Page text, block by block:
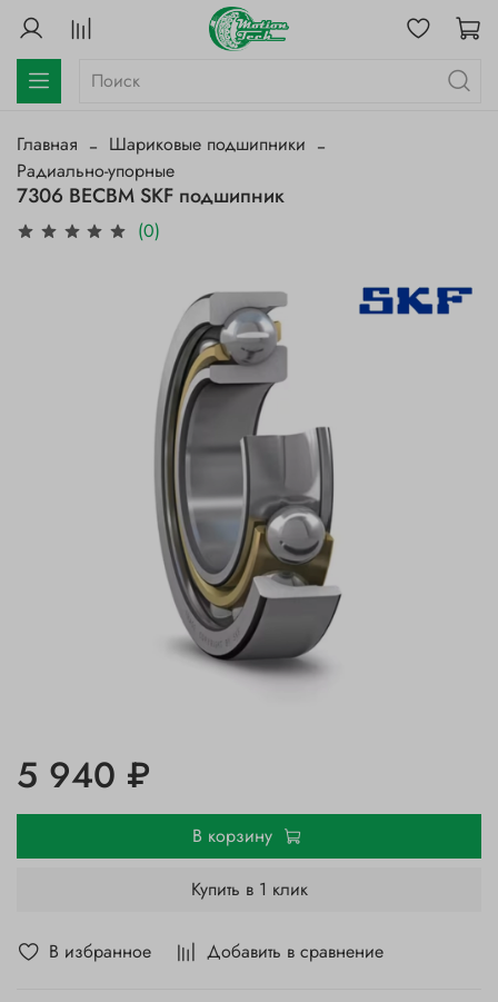
Главная
Шариковые подшипники
Радиально-упорные
7306 BECBM SKF подшипник
(0)
В избранное Добавить в сравнение
5 940 ₽
В корзину
Купить в 1 клик